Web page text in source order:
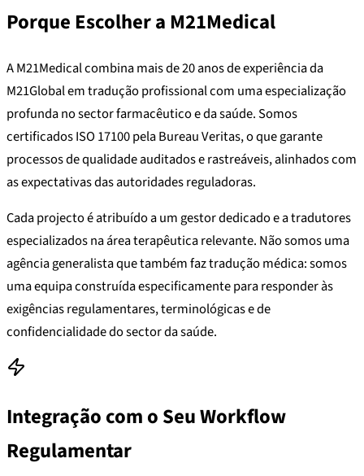
Porque Escolher a M21Medical
A M21Medical combina mais de 20 anos de experiência da
M21Global em tradução profissional com uma especialização
profunda no sector farmacêutico e da saúde. Somos
certificados ISO 17100 pela Bureau Veritas, o que garante
processos de qualidade auditados e rastreáveis, alinhados com
as expectativas das autoridades reguladoras.
Cada projecto é atribuído a um gestor dedicado e a tradutores
especializados na área terapêutica relevante. Não somos uma
agência generalista que também faz tradução médica: somos
uma equipa construída especificamente para responder às
exigências regulamentares, terminológicas e de
confidencialidade do sector da saúde.
Integração com o Seu Workflow
Regulamentar